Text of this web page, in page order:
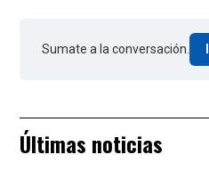
Sumate a la conversación.
Últimas noticias